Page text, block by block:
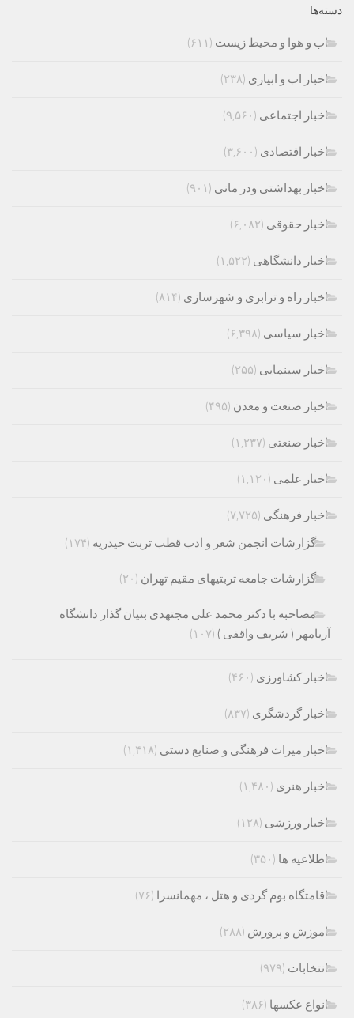
دسته‌ها
اب و هوا و محیط زیست (۶۱۱)
اخبار اب و ابیاری (۲۳۸)
اخبار اجتماعی (۹,۵۶۰)
اخبار اقتصادی (۳,۶۰۰)
اخبار بهداشتی ودر مانی (۹۰۱)
اخبار حقوقی (۶,۰۸۲)
اخبار دانشگاهی (۱,۵۲۲)
اخبار راه و ترابری و شهرسازی (۸۱۴)
اخبار سیاسی (۶,۳۹۸)
اخبار سینمایی (۲۵۵)
اخبار صنعت و معدن (۴۹۵)
اخبار صنعتی (۱,۲۳۷)
اخبار علمی (۱,۱۲۰)
اخبار فرهنگی (۷,۷۲۵)
گزارشات انجمن شعر و ادب قطب تربت حیدریه (۱۷۴)
گزارشات جامعه تربتیهای مقیم تهران (۲۰)
مصاحبه با دکتر محمد علی مجتهدی بنیان گذار دانشگاه
آریامهر ( شریف واقفی ) (۱۰۷)
اخبار کشاورزی (۴۶۰)
اخبار گردشگری (۸۳۷)
اخبار میراث فرهنگی و صنایع دستی (۱,۴۱۸)
اخبار هنری (۱,۴۸۰)
اخبار ورزشی (۱۲۸)
اطلاعیه ها (۳۵۰)
اقامتگاه بوم گردی و هتل ، مهمانسرا (۷۶)
اموزش و پرورش (۲۸۸)
انتخابات (۹۷۹)
انواع عکسها (۳۸۶)